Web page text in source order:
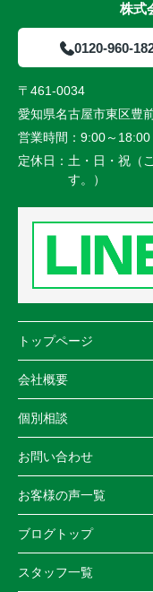
株式
0120-960-
〒461-0034
愛知県名古屋市東区豊
営業時間： 9:00～18:00
定休日： 土・日・祝（
す。）
トップページ
会社概要
個別相談
お問い合わせ
お客様の声一覧
ブログトップ
スタッフ一覧